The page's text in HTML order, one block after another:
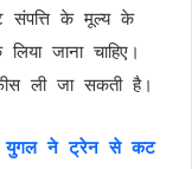
संपत्ति के मूल्य के
जाना चाहिए।
ली जा सकती है।
युगल ने ट्रेन से कट